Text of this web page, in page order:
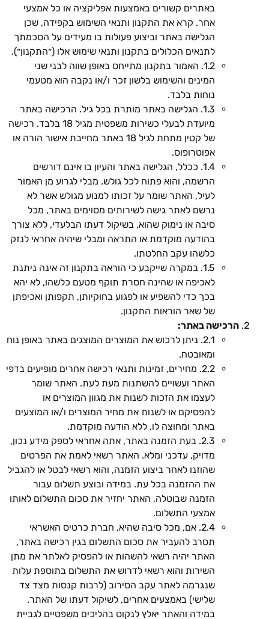
באתרים קשורים באמצעות אפליקציה או כל אמצעי
אחר. קרא את התקנון ותנאי השימוש בקפידה, שכן
הגלישה באתר וביצוע פעולות בו מעידים על הסכמתך
לתנאים הכלולים בתקנון ותנאי שימוש אלו (״התקנון״).
1.2. האמור בתקנון מתייחס באופן שווה לבני שני
המינים והשימוש בלשון זכר ו/או נקבה הוא מטעמי
נוחות בלבד.
1.3. הגלישה באתר מותרת בכל גיל. הרכישה באתר
מיועדת לבעלי כשירות משפטית מגיל 18 בלבד. רכישה
של קטין מתחת לגיל 18 באתר מחייבת אישור הורה או
אפוטרופוס.
1.4. ככלל, הגלישה באתר והעיון בו אינם דורשים
הרשמה, והוא פתוח לכל גולש. מבלי לגרוע מן האמור
לעיל, האתר שומר על זכותו למנוע מגולש אשר לא
נרשם לאתר גישה לשירותים מסוימים באתר, מכל
סיבה או נימוק שהוא, בשיקול דעתו הבלעדי, ללא צורך
בהודעה מוקדמת או התראה ומבלי שיהיה אחראי לנזק
כלשהו עקב החלטתו.
1.5. במקרה שייקבע כי הוראה בתקנון זה אינה ניתנת
לאכיפה או שהינה חסרת תוקף מטעם כלשהו, לא יהא
בכך כדי להשפיע או לפגוע בחוקיותן, תקפותן ואכיפתן
של שאר הוראות התקנון.
הרכישה באתר:
2.1. ניתן לרכוש את המוצרים המוצגים באתר באופן נוח
ומאובטח.
2.2. מחירים, זמינות ותנאי רכישה אחרים מופיעים בדפי
האתר ועשויים להשתנות מעת לעת. האתר שומר
לעצמו את הזכות לשנות את מגוון המוצרים או
להפסיקם או לשנות את מחיר המוצרים ו/או המוצעים
באתר ומחוצה לו, ללא הודעה מוקדמת.
2.3. בעת הזמנה באתר, אתה אחראי לספק מידע נכון,
מדויק, עדכני ומלא. האתר רשאי לאמת את הפרטים
שהוזנו לאחר ביצוע הזמנה, והוא רשאי לבטל או להגביל
את ההזמנה בכל עת. במידה ובוצע תשלום עבור
הזמנה שבוטלה, האתר יחזיר את סכום התשלום לאותו
אמצעי התשלום.
2.4. אם, מכל סיבה שהיא, חברת כרטיס האשראי
תסרב להעביר את סכום התשלום בגין רכישה באתר,
האתר יהיה רשאי להשהות או להפסיק לאלתר את מתן
השירות והוא רשאי לדרוש את התשלום בתוספת עלות
שנגרמה לאתר עקב הסירוב (לרבות קנסות מצד צד
שלישי) באמצעים אחרים, לשיקול דעתו של האתר.
במידה והאתר יאלץ לנקוט בהליכים משפטיים לגביית